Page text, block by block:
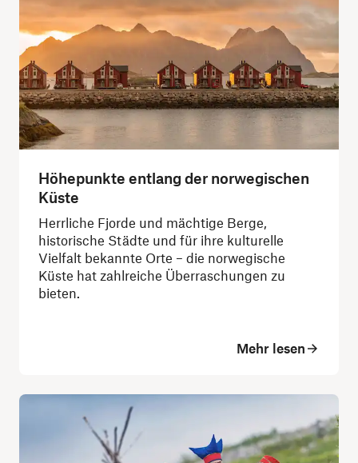
Höhepunkte entlang der norwegischen
Küste
Herrliche Fjorde und mächtige Berge,
historische Städte und für ihre kulturelle
Vielfalt bekannte Orte – die norwegische
Küste hat zahlreiche Überraschungen zu
bieten.
Mehr lesen